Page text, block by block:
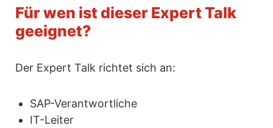
Für wen ist dieser Expert Talk
geeignet?
Der Expert Talk richtet sich an:
SAP-Verantwortliche
IT-Leiter